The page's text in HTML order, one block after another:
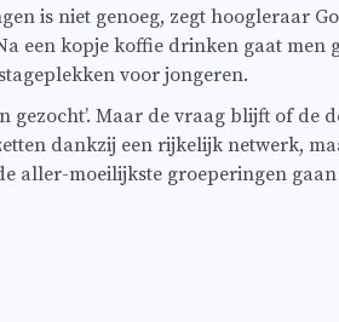
is niet genoeg, zegt hoogleraar
een kopje koffie drinken gaat men
voor jongeren.
gezocht’. Maar de vraag blijft of
dankzij een rijkelijk netwerk,
moeilijkste groeperingen